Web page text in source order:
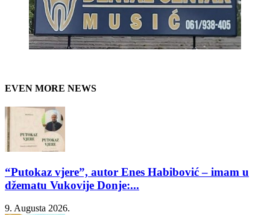
EVEN MORE NEWS
“Putokaz vjere”, autor Enes Habibović – imam u
džematu Vukovije Donje:...
9. Augusta 2026.